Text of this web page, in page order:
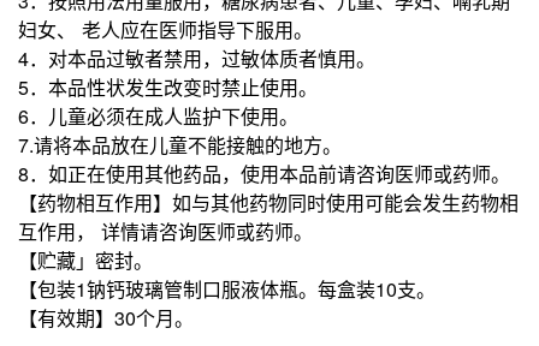
妇女、 老人应在医师指导下服用。
4．对本品过敏者禁用，过敏体质者慎用。
5．本品性状发生改变时禁止使用。
6．儿童必须在成人监护下使用。
7.请将本品放在儿童不能接触的地方。
8．如正在使用其他药品，使用本品前请咨询医师或药师。
【药物相互作用】如与其他药物同时使用可能会发生药物相
互作用， 详情请咨询医师或药师。
【贮藏」密封。
【包装1钠钙玻璃管制口服液体瓶。每盒装10支。
【有效期】30个月。